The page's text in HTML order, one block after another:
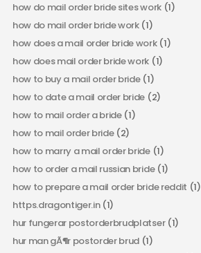
how do mail order bride sites work(1)
how do mail order bride work(1)
how does a mail order bride work(1)
how does mail order bride work (1)
how to buy a mail order bride(1)
how to date a mail order bride (2)
how to mail order a bride(1)
how to mail order bride(2)
how to marry a mail order bride(1)
how to order a mail russian bride(1)
how to prepare a mail order bride reddit (1)
https.dragontiger.in(1)
hur fungerar postorderbrudplatser(1)
hur man gÃ¶r postorder brud (1)